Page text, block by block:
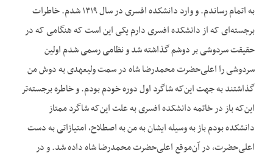
به اتمام رساندم. و وارد دانشکده افسری در سال ۱۳۱۹ شدم. خاطرات
برجسته‌ای که از دانشکده افسری دارم یکی این است که هنگامی که در
حقیقت سردوشی بر دوشم گذاشته شد و نظامی رسمی شدم اولین
سردوشی را اعلی‌حضرت محمدرضا شاه در سمت ولیعهدی به دوش من
گذاشتند به جهت این‌که شاگرد اول دوره خودم بودم. و خاطره برجسته‌تر
این‌که باز در خاتمه دانشکده افسری به علت این‌که شاگرد ممتاز
دانشکده بودم باز به وسیله ایشان به من به اصطلاح، امتیازاتی به دست
اعلی‌حضرت، در آن‌موقع اعلی‌حضرت محمدرضا شاه داده شد. و در